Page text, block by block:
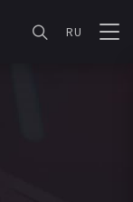
RU